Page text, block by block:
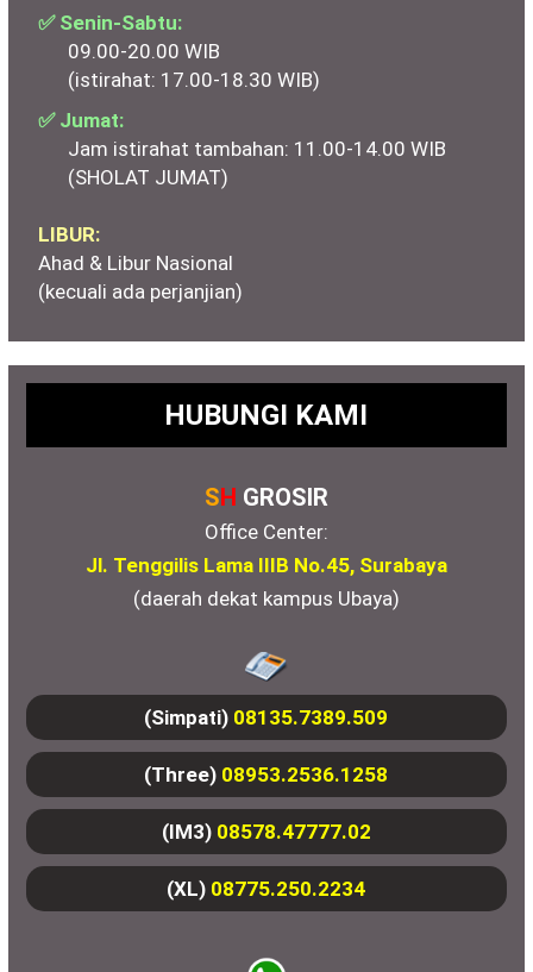
✅ Senin-Sabtu:
09.00-20.00 WIB
(istirahat: 17.00-18.30 WIB)
✅ Jumat:
Jam istirahat tambahan: 11.00-14.00 WIB
(SHOLAT JUMAT)
LIBUR:
Ahad & Libur Nasional
(kecuali ada perjanjian)
HUBUNGI KAMI
SH GROSIR
Office Center:
Jl. Tenggilis Lama IIIB No.45, Surabaya
(daerah dekat kampus Ubaya)
(Simpati) 08135.7389.509
(Three) 08953.2536.1258
(IM3) 08578.47777.02
(XL) 08775.250.2234